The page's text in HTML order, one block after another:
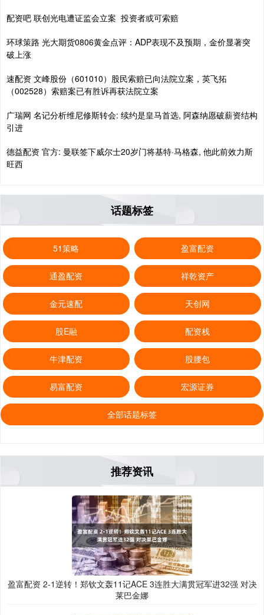
配资吧 联创光电遭证监会立案 投资者或可索赔
环球策路 光大期货0806黄金点评：ADP表现不及预期，金价显著突
破上涨
速配资 文峰股份（601010）股民索赔已向法院立案，英飞拓
（002528）索赔案已有胜诉再获法院立案
广瑞网 名记分析维尼修斯转会: 续约是皇马首选, 阿森纳愿破薪资结构
引进
德益配资 官方: 曼联签下威尔士20岁门将基特·马格森, 他此前效力斯
旺西
话题标签
51策略 盈富配资
通盈配资 祥乾资产
金元速配 天创网
股E融 配资栈
牛津配资 股腰包
易富配资 宏源证券
全部话题标签
推荐资讯
盈富配资 2-1逆转！郑钦文轰11记ACE 3连胜大满贯冠军进32强 对决
莱巴金娜